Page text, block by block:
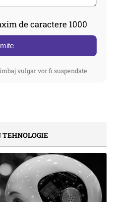
de caractere 1000
vulgar vor fi suspendate